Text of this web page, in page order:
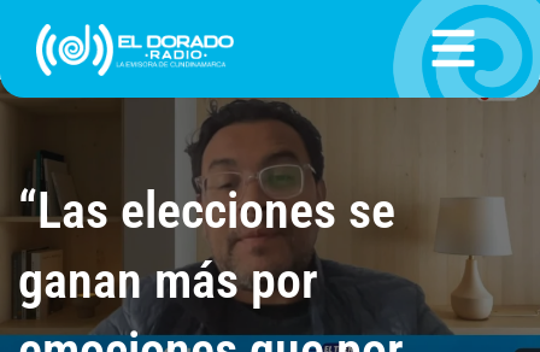
contenido
“Las elecciones se
ganan más por